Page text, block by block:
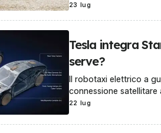
23 lug
Tesla integra
serve?
Il robotaxi elettrico a
connessione satellitare
22 lug